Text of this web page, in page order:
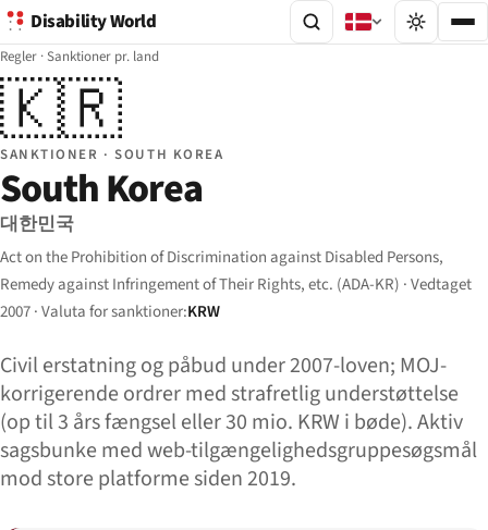
Disability World
Regler ·Sanktioner pr. land
🇰🇷
SANKTIONER · SOUTH KOREA
South Korea
대한민국
Act on the Prohibition of Discrimination against Disabled Persons,
Remedy against Infringement of Their Rights, etc. (ADA-KR) · Vedtaget
2007 · Valuta for sanktioner:KRW
Civil erstatning og påbud under 2007-loven; MOJ-
korrigerende ordrer med strafretlig understøttelse
(op til 3 års fængsel eller 30 mio. KRW i bøde). Aktiv
sags­bunke med web-tilgængeligheds­gruppesøgsmål
mod store platforme siden 2019.